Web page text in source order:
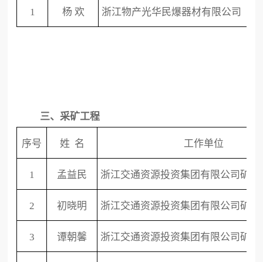
1 杨 欢 浙江物产光华民爆器材有限公司
三、采矿工程
序号 姓 名 工作单位
1 孟益民 浙江交通资源投资集团有限公司矿业
2 初晓明 浙江交通资源投资集团有限公司矿业
3 谭朝馨 浙江交通资源投资集团有限公司矿业